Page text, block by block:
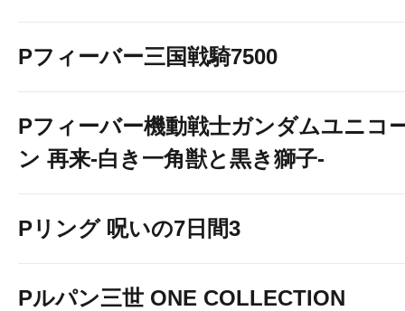
Pフィーバー三国戦騎7500
Pフィーバー機動戦士ガンダムユニコ
ン 再来-白き一角獣と黒き獅子-
Pリング 呪いの7日間3
Pルパン三世 ONE COLLECTION